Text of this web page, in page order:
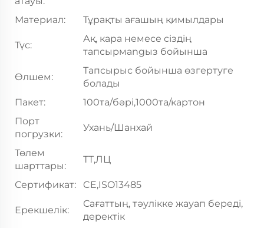
Материал: Тұрақты ағашың қимылдары
Түс:
Ақ, кара немесе сіздің
тапсырмangыз бойынша
Өлшем:
Тапсырыс бойынша өзгертуге
болады
Пакет:
100та/бәрі,1000та/картон
Порт
погрузки:
Ухань/Шанхай
Төлем
шарттары:
ТТ,ЛЦ
Сертификат: CE,ISO13485
Ерекшелік:
Сағаттың, тәулікке жауап береді,
деректік